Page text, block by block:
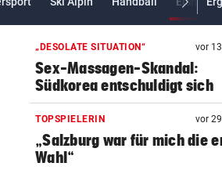
„DESOLATE SITUATION“ vor
Sex-Massagen-Skandal:
Südkorea entschuldigt sich
TOPSPIELERIN vor
„Salzburg war für mich die
Wahl“